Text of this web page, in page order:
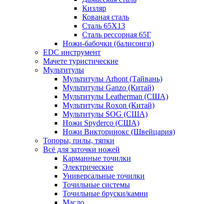
Кизляр
Кованая сталь
Сталь 65Х13
Сталь рессорная 65Г
Ножи-бабочки (балисонги)
EDC инструмент
Мачете туристические
Мультитулы
Мультитулы Arhont (Тайвань)
Мультитулы Ganzo (Китай)
Мультитулы Leatherman (США)
Мультитулы Roxon (Китай)
Мультитулы SOG (США)
Ножи Spyderco (США)
Ножи Викторинокс (Швейцария)
Топоры, пилы, тяпки
Всё для заточки ножей
Карманные точилки
Электрические
Универсальные точилки
Точильные системы
Точильные бруски/камни
Масло